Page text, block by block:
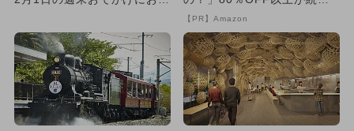
登場！Amazonの本気が...
【PR】Amazon